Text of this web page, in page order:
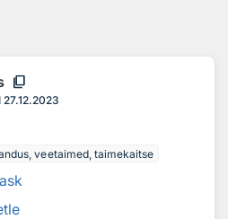
content_copy
27.12.2023
veetaimed, taimekaitse